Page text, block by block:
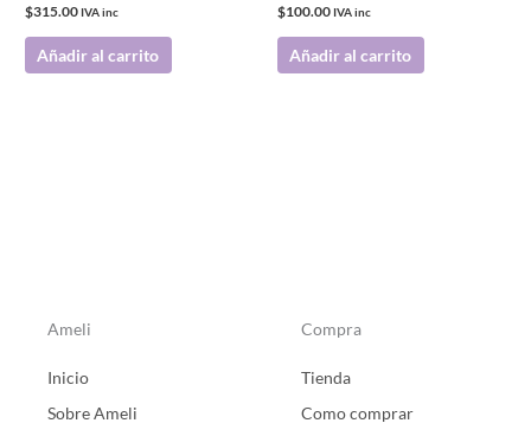
$315.00 IVA inc
Añadir al carrito
$100.00 IVA inc
Añadir al carrito
Ameli
Inicio
Sobre Ameli
Compra
Tienda
Como comprar